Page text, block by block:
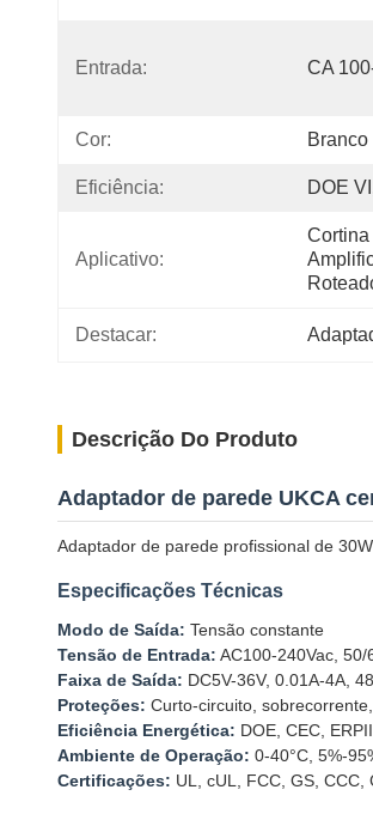
Entrada: CA
Cor:
Eficiência: DOE
Aplicativo:
Cortina
Destacar:
Descrição Do Produto
Adaptador de parede UKCA
Adaptador de parede profissional de
Especificações Técnicas
Modo de Saída: Tensão constante
Tensão de Entrada: AC100-240Vac,
Faixa de Saída: DC5V-36V, 0.01A-4A,
Proteções: Curto-circuito,
Eficiência Energética: DOE, CEC,
Ambiente de Operação: 0-40°C, 5%-
Certificações: UL, cUL, FCC, GS, CCC,